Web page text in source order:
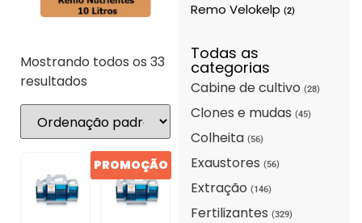
Remo Velokelp(2)
Todas as
categorias
Cabine de cultivo(28)
Clones e mudas(45)
Colheita(56)
Exaustores(56)
Extração(146)
Fertilizantes(329)
Mostrando todos os 33
resultados
PROMOÇÃO